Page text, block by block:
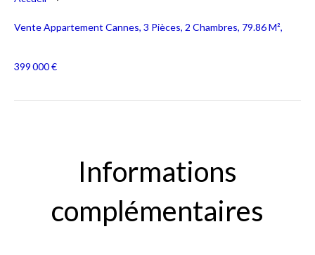
Vente Appartement Cannes, 3 Pièces, 2 Chambres, 79.86 M²,
399 000 €
Informations
complémentaires